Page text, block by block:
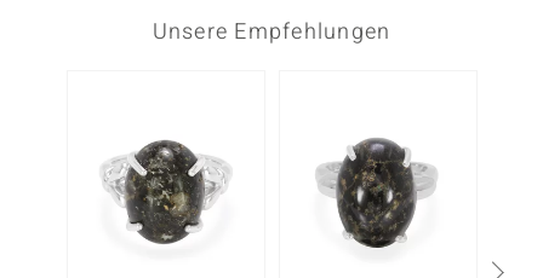
Unsere Empfehlungen